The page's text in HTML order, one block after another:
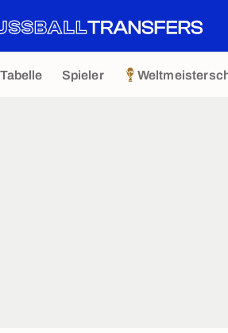
Tabelle Spieler